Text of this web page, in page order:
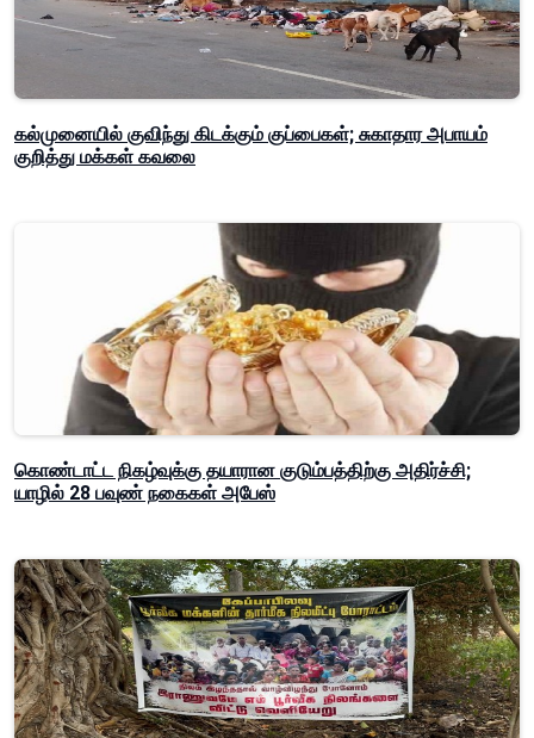
கல்முனையில் குவிந்து கிடக்கும் குப்பைகள்; சுகாதார அபாயம்
குறித்து மக்கள் கவலை
கொண்டாட்ட நிகழ்வுக்கு தயாரான குடும்பத்திற்கு அதிர்ச்சி;
யாழில் 28 பவுண் நகைகள் அபேஸ்